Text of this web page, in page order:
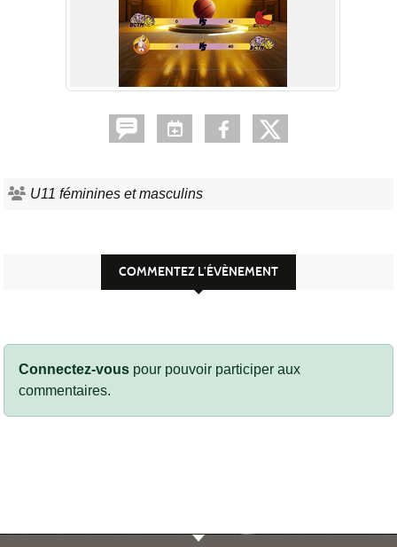
U11 féminines et masculins
COMMENTEZ L’ÉVÈNEMENT
Connectez-vous pour pouvoir participer aux
commentaires.